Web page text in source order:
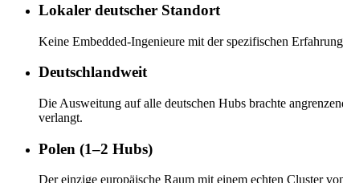
Lokaler deutscher Standort
Keine Embedded-Ingenieure mit der spezifischen
Deutschlandweit
Die Ausweitung auf alle deutschen Hubs brachte
verlangt.
Polen (1–2 Hubs)
Der einzige europäische Raum mit einem echten Cluster